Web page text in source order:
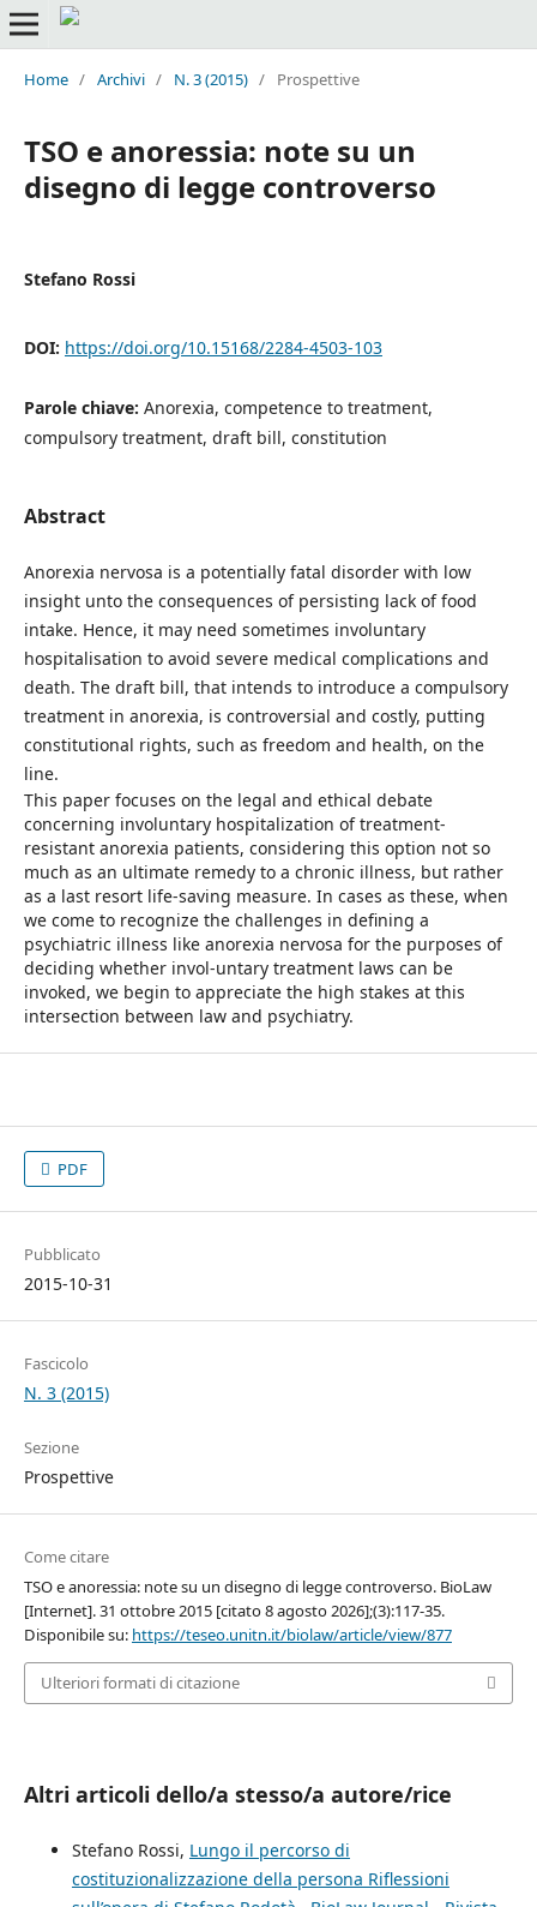
Home / Archivi / N. 3 (2015) / Prospettive
TSO e anoressia: note su un
disegno di legge controverso
Stefano Rossi
DOI: https://doi.org/10.15168/2284-4503-103
Parole chiave: Anorexia, competence to treatment,
compulsory treatment, draft bill, constitution
Abstract
Anorexia nervosa is a potentially fatal disorder with low
insight unto the consequences of persisting lack of food
intake. Hence, it may need sometimes involuntary
hospitalisation to avoid severe medical complications and
death. The draft bill, that intends to introduce a compulsory
treatment in anorexia, is controversial and costly, putting
constitutional rights, such as freedom and health, on the
line.
This paper focuses on the legal and ethical debate
concerning involuntary hospitalization of treatment-
resistant anorexia patients, considering this option not so
much as an ultimate remedy to a chronic illness, but rather
as a last resort life-saving measure. In cases as these, when
we come to recognize the challenges in defining a
psychiatric illness like anorexia nervosa for the purposes of
deciding whether invol-untary treatment laws can be
invoked, we begin to appreciate the high stakes at this
intersection between law and psychiatry.
PDF
Pubblicato
2015-10-31
Fascicolo
N. 3 (2015)
Sezione
Prospettive
Come citare
TSO e anoressia: note su un disegno di legge controverso. BioLaw
[Internet]. 31 ottobre 2015 [citato 8 agosto 2026];(3):117-35.
Disponibile su: https://teseo.unitn.it/biolaw/article/view/877
Ulteriori formati di citazione
Altri articoli dello/a stesso/a autore/rice
Stefano Rossi, Lungo il percorso di
costituzionalizzazione della persona Riflessioni